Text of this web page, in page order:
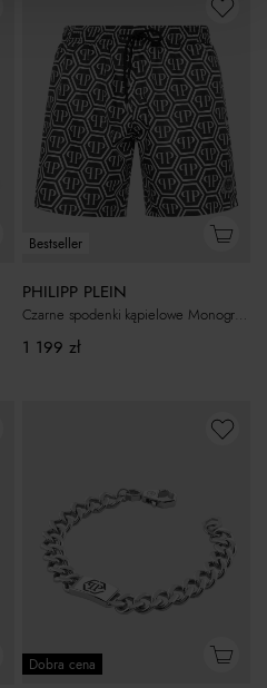
Bestseller
PHILIPP PLEIN
Czarne spodenki kąpielowe Monogram
1 199 zł
Dobra cena